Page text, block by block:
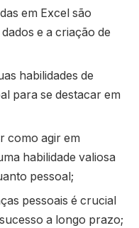
em Excel são
e a criação de
habilidades de
para se destacar em
como agir em
habilidade valiosa
pessoal;
pessoais é crucial
a longo prazo;